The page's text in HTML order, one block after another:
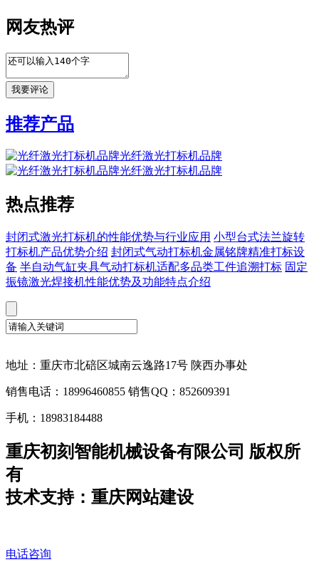
网友热评
推荐产品
光纤激光打标机品牌
光纤激光打标机品牌
热点推荐
封闭式激光打标机的性能优势与行业应用 小型台式法兰旋转
打标机产品优势介绍 封闭式气动打标机金属铭牌精准打标设
备 半自动气缸夹具气动打标机适配多品类工件追溯打标 固定
振镜激光焊接机性能优势及功能特点介绍
地址：重庆市北碚区城南云逸路17号 陕西办事处
销售电话：18996460855 销售QQ：852609391
手机：18983184488
重庆初刻智能机械设备有限公司 版权所
有
技术支持：重庆网站建设
电话咨询